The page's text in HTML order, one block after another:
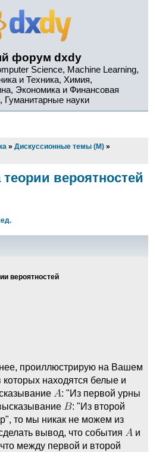
форум dxdy
Science, Machine Learning,
и Техника, Химия,
Экономика и Финансовая
Гуманитарные науки
» Дискуссионные темы (М) »
вероятностей
вероятностей
проиллюстрирую на Вашем
находятся белые и
: "Из первой урны
: "Из второй
то мы никак не можем из
вывод, что события
и
между первой и второй